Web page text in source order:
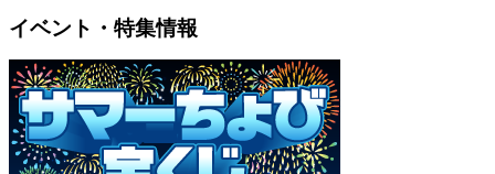
イベント・特集情報